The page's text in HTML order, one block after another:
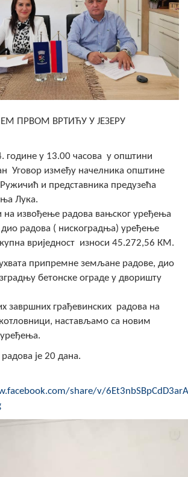
вијеће општине језеро
ОПШТИНСКА УПРАВА
ИНФО
пожара
ПРИВРЕДА
ПРВОМ ВРТИЋУ У ЈЕЗЕРУ
године у 13.00 часова у општини
Уговор између начелника општине
и представника предузећа
Лука.
на извођење радова вањског уређења
дио радова ( нискоградња) уређење
вриједност износи 45.272,56 КМ.
припремне земљане радове, дио
бетонске ограде у дворишту
завршних грађевинских радова на
настављамо са новим
је 20 дана.
share/v/